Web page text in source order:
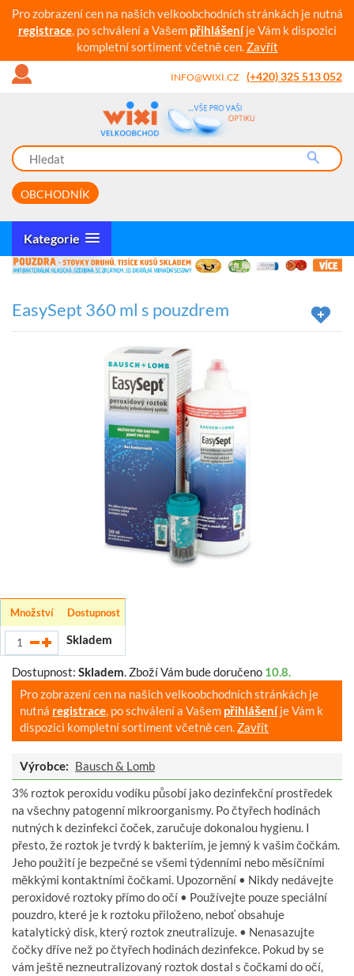
Pro zobrazení cen na našich velkoobchodních stránkách je nutná
registrace, po schválení a Vašem přihlášeníje Vám k dispozici
kompletní sortiment včetně cen. Zavřít
INFO@WIXI.CZ (+420) 325 513 052
OBCHODNÍK
Kategorie
EasySept 360 ml s pouzdrem
Množství Dostupnost
Skladem
Dostupnost: Skladem. Zboží Vám bude doručeno 10.8.
Pro zobrazení cen na našich velkoobchodních stránkách je
nutná registrace, po schválení a Vašem přihlášeníje Vám k
dispozici kompletní sortiment včetně cen. Zavřít
Výrobce: Bausch & Lomb
3% roztok peroxidu vodíku působí jako dezinfekční prostředek
na všechny patogenní mikroorganismy. Po čtyřech hodinách
nutných k dezinfekci čoček, zaručuje dokonalou hygienu. I
přesto, že roztok je tvrdý k bakteriím, je jemný k vašim čočkám.
Jeho použití je bezpečné se všemi týdenními nebo měsíčními
měkkými kontaktními čočkami. Upozornění • Nikdy nedávejte
peroxidové roztoky přímo do očí • Používejte pouze speciální
pouzdro, které je k roztoku přiloženo, neboť obsahuje
katalytický disk, který roztok zneutralizuje. • Nenasazujte
čočky dříve než po čtyřech hodinách dezinfekce. Pokud by se
vám ještě nezneutralizovaný roztok dostal s čočkami do očí,